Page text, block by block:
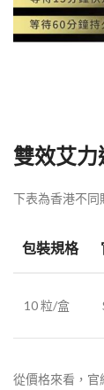
雙效艾
下表為香港不同
包裝規格
10 粒/盒
從價格來看，官